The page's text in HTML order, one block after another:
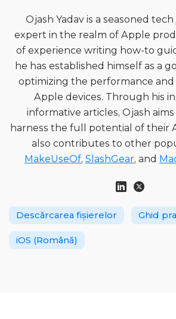
Ojash Yadav is a seasoned
expert in the realm of Apple
of experience writing how-to
he has established himself as a
optimizing the performance
Apple devices. Through his
informative articles, Ojash
harness the full potential of their
also contributes to other
MakeUseOf, SlashGear, and
Descărcarea fișierelor Ghid
iOS (Română)